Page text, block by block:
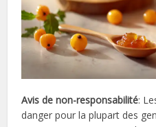
Avis de non-responsabilité:
danger pour la plupart des